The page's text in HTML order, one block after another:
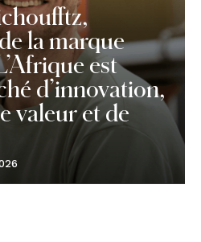
la marque
est
d’innovation,
valeur et de